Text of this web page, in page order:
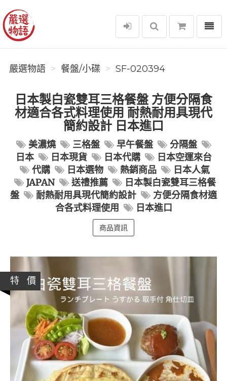
嚴選物語
選單
嚴選物語 餐盤/小碟 SF-020394
日本製白瓷雙耳三格餐盤 方便分隔食
材適合各式料理使用 耐熱耐用具現代
簡約設計 日本進口
美濃燒 三格盤 早午餐盤
分隔盤
日本
日本現貨 日本代購
日本空運來台
代購
日本選物 熱銷商品
日本人氣
JAPAN
送禮推薦
日本製白瓷雙耳三格餐
盤
耐熱耐用具現代簡約設計
方便分隔食材適
合各式料理使用
日本進口
商品資訊
特 價